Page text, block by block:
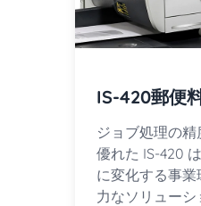
IS-420郵便
ジョブ処理の
優れた IS-420
に変化する事
力なソリュー